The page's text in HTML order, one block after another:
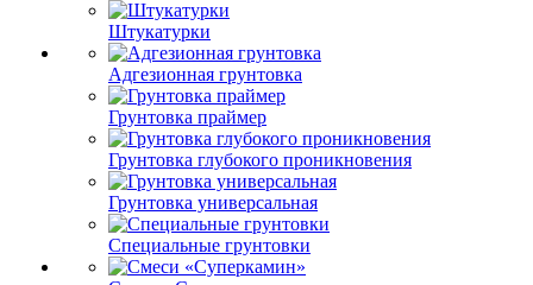
Штукатурки
Адгезионная грунтовка
Грунтовка праймер
Грунтовка глубокого проникновения
Грунтовка универсальная
Специальные грунтовки